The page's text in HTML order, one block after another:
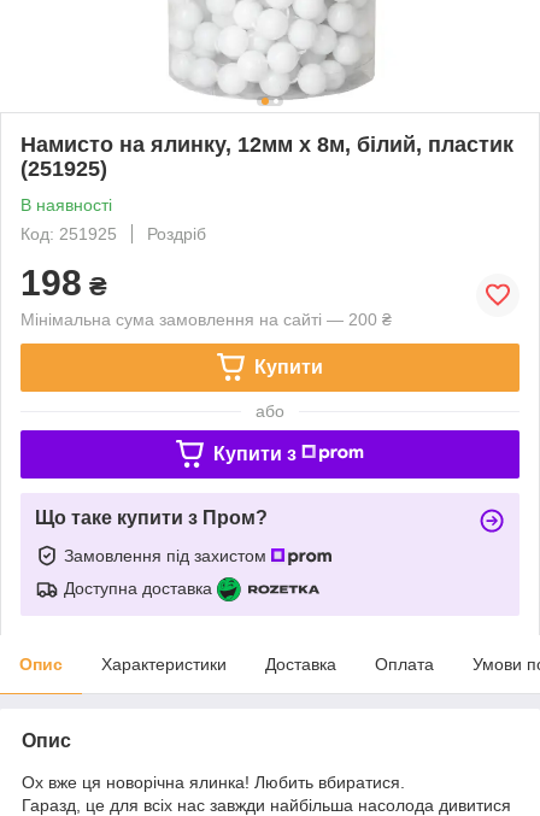
Намисто на ялинку, 12мм х 8м, білий, пластик
(251925)
В наявності
Код: 251925
Роздріб
198 ₴
Мінімальна сума замовлення на сайті — 200 ₴
Купити
або
Купити з
Що таке купити з Пром?
Замовлення під захистом
Доступна доставка
Опис Характеристики Доставка Оплата Умови
Опис
Ох вже ця новорічна ялинка! Любить вбиратися.
Гаразд, це для всіх нас завжди найбільша насолода дивитися